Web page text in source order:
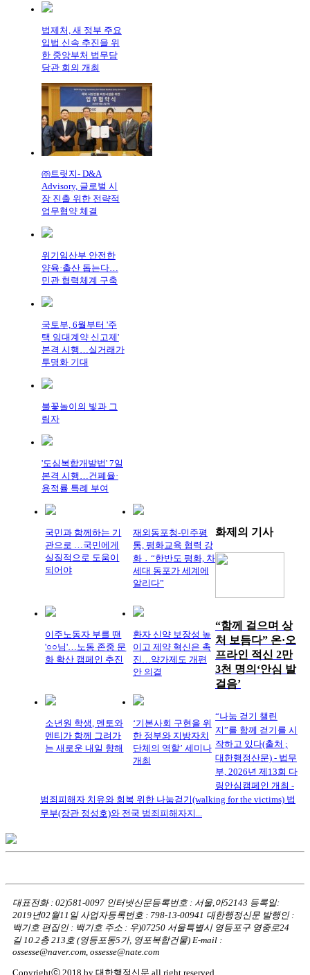
법제처, 새 정부 주요
입법 신속 추진을 위
한 중앙부처 법무담
당관 회의 개최
㈜트릿지- D&A
Advisory, 글로벌 시
장 진출 위한 전략적
업무협약 체결
위기임산부 안전한
양육·출산 돕는다…
민관 협력체계 구축
국토부, 6월부터 '주
택 임대계약 신고제'
본격 시행…실거래가
투명화 기대
불꽃놀이의 빛과 그
림자
'도심복합개발법' 7일
본격 시행…건폐율·
용적률 특례 부여
국민과 함께하는 기
관으로 …국민에게
실질적으로 도움이
되어야
재외동포청-민주평
통, 평화교육 협력 강
화 ․ “한반도 평화, 차
세대 동포가 세계에
알리다”
이주노동자 부를 땐
'○○님'…노동 존중 문
화 확산 캠페인 추진
환자 신약 보장성 높
이고 제약 혁신은 촉
진…약가제도 개편
안 의결
소년원 학생, 멘토와
멘티가 함께 그려가
는 새로운 내일 향해
‘기본사회 구현을 위
한 정부와 지방자치
단체의 역할’ 세미나
개최
화제의 기사
“함께 걸으며 상
처 보듬다” 온·오
프라인 적신 2만
3천 명의‘안심 발
걸음’
“나눔 걷기 챌린
지”를 함께 걷기를 시
작하고 있다(출처 ;
대한행정산문) - 법무
부, 2026년 제13회 다
링안심캠페인 개최 -
범죄피해자 치유와 회복 위한 나눔걷기(walking for the victims) 법
무부(장관 정성호)와 전국 범죄피해자지...
대표전화 : 02)581-0097 인터넷신문등록번호 : 서울,아52143 등록일:
2019년02월11일 사업자등록번호 : 798-13-00941 대한행정신문 발행인 :
백기호 편집인 : 백기호 주소 : 우)07250 서울특별시 영등포구 영중로24
길 10.2층 213호 (영등포동5가, 영포복합건물) E-mail :
ossesse@naver.com, ossesse@nate.com
Copyrightⓒ 2018 by 대한행정신문 all right reserved.